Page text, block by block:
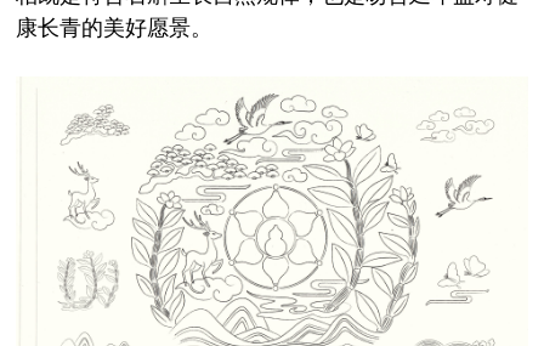
康长青的美好愿景。